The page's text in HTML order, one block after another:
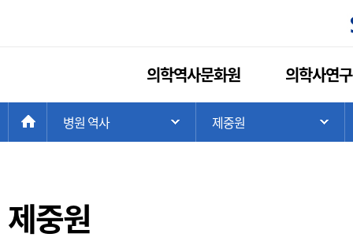
의학역사문화원 의학사연
HOME
병원 역사 주 메뉴 목록 열기
제중원
제중원